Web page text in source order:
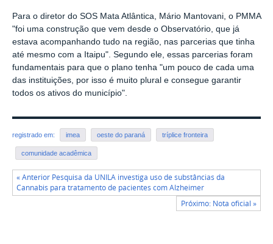
Para o diretor do SOS Mata Atlântica, Mário Mantovani, o PMMA
"foi uma construção que vem desde o Observatório, que já
estava acompanhando tudo na região, nas parcerias que tinha
até mesmo com a Itaipu". Segundo ele, essas parcerias foram
fundamentais para que o plano tenha "um pouco de cada uma
das instituições, por isso é muito plural e consegue garantir
todos os ativos do município".
registrado em: imea oeste do paraná tríplice fronteira
comunidade acadêmica
« Anterior Pesquisa da UNILA investiga uso de substâncias da
Cannabis para tratamento de pacientes com Alzheimer
Próximo: Nota oficial »